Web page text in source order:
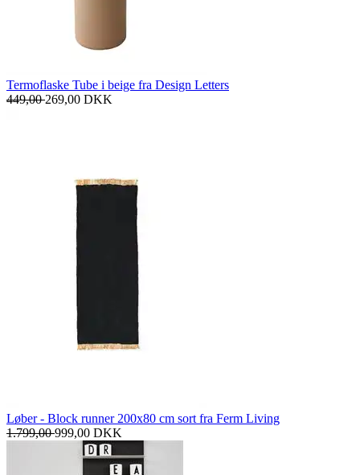
Termoflaske Tube i beige fra Design Letters
449,00269,00 DKK
Løber - Block runner 200x80 cm sort fra Ferm Living
1.799,00999,00 DKK